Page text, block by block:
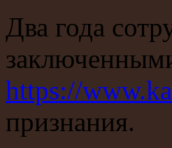
Два года
https://
признания.